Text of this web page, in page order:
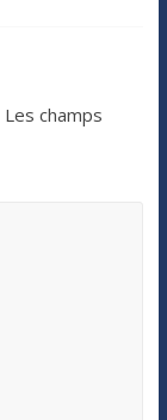
Les champs